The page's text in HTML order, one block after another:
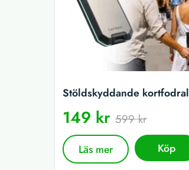
Stöldskyddande kortfodral
149 kr 599 kr
Läs mer Köp